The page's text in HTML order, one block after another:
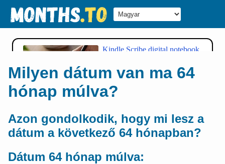
Milyen dátum van ma 64
hónap múlva?
Azon gondolkodik, hogy mi lesz a
dátum a következő 64 hónapban?
Dátum 64 hónap múlva: